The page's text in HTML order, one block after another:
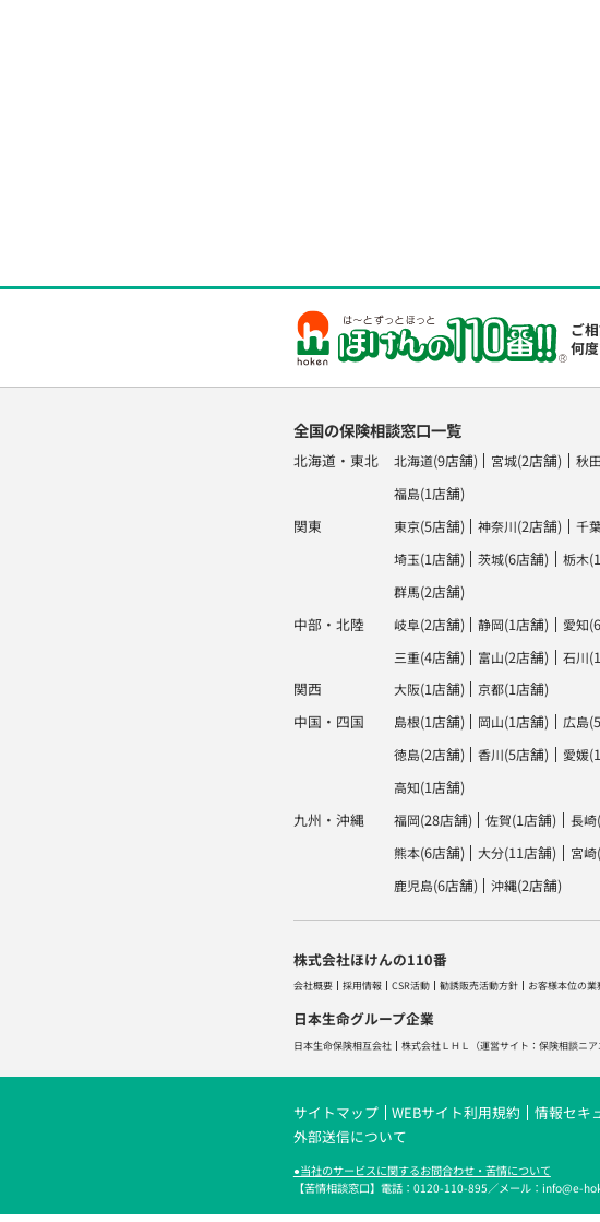
ご
何
全国の保険相談窓口一覧
北海道・東北 北海道(9店舗) 宮城(2店舗) 秋田
福島(1店舗)
関東
東京(5店舗) 神奈川(2店舗) 千
埼玉(1店舗) 茨城(6店舗) 栃木
群馬(2店舗)
中部・北陸
岐阜(2店舗) 静岡(1店舗) 愛知
三重(4店舗) 富山(2店舗) 石川
関西
大阪(1店舗) 京都(1店舗)
中国・四国
島根(1店舗) 岡山(1店舗) 広島
徳島(2店舗) 香川(5店舗) 愛媛
高知(1店舗)
九州・沖縄
福岡(28店舗) 佐賀(1店舗) 長崎
熊本(6店舗) 大分(11店舗) 宮崎
鹿児島(6店舗) 沖縄(2店舗)
株式会社ほけんの110番
会社概要 採用情報 CSR活動 勧誘販売活動方針 お客様本位の
日本生命グループ企業
日本生命保険相互会社 株式会社ＬＨＬ （運営サイト： 保険相談ニア
サイトマップ WEBサイト利用規約 情報セキ
外部送信について
●当社のサービスに関するお問合わせ・苦情について
【苦情相談窓口】電話：0120-110-895／メール：info@e-